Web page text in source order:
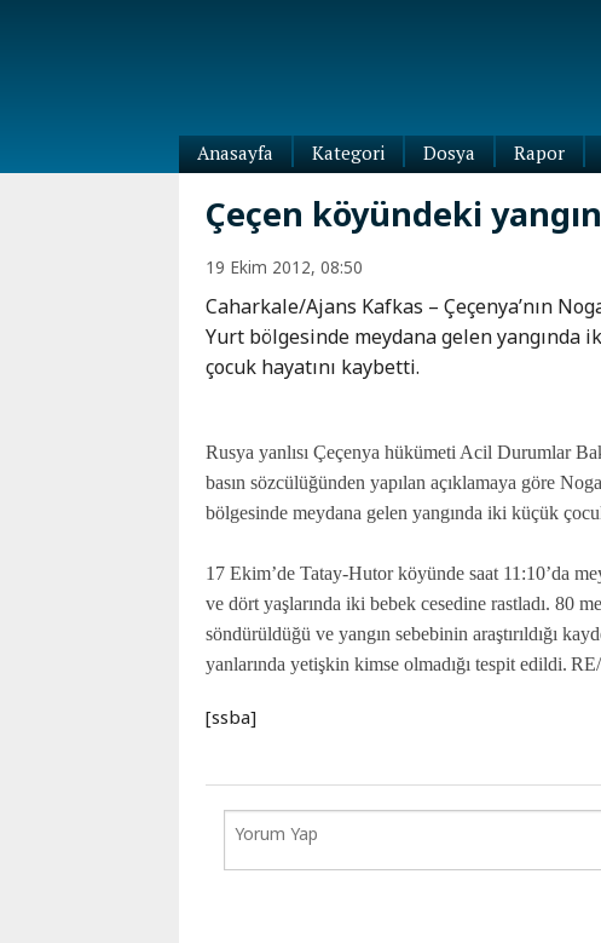
Anasayfa
Kategori
Dünya
Abhazya
Adıgey
Çeçenya
Dağıstan
İnguşetya
Kabardey-
Balkar
Karaçay-
Çerkes
Krasnodar
Kray
Kafkas-
Ötesi
Azerbaycan
Ermenistan
Dosya Rapor
Çeçen köyündeki
19 Ekim 2012, 08:50
Caharkale/Ajans Kafkas – Çeçenya’nın
Yurt bölgesinde meydana gelen yangında
çocuk hayatını kaybetti.
Rusya yanlısı Çeçenya hükümeti Acil Durumlar
basın sözcülüğünden yapılan açıklamaya göre
bölgesinde meydana gelen yangında iki küçük
17 Ekim’de Tatay-Hutor köyünde saat 11:10’da
ve dört yaşlarında iki bebek cesedine rastladı. 80
söndürüldüğü ve yangın sebebinin araştırıldığı
yanlarında yetişkin kimse olmadığı tespit edildi.
[ssba]